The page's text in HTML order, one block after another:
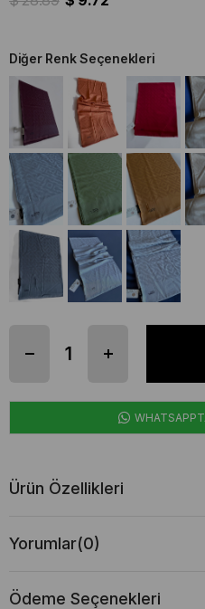
Diğer Renk Seçenekleri
Ürün Özellikleri
Yorumlar(0)
Ödeme Seçenekleri